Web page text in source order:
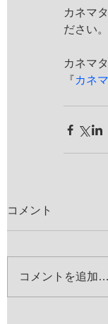
カネマ
ださい。
カネマ
『カネ
コメント
コメントを追加…